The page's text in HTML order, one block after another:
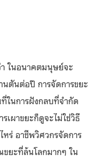
า ในอนาคตมนุษย์จะ
ตันต่อปี การจัดการขยะ
ในการฝังกลบที่จำกัด
เผาขยะก็ดูจะไม่ใช่วิธี
ร่ อาชีพวิศวกรจัดการ
ขยะที่ล้นโลกมากๆ ใน